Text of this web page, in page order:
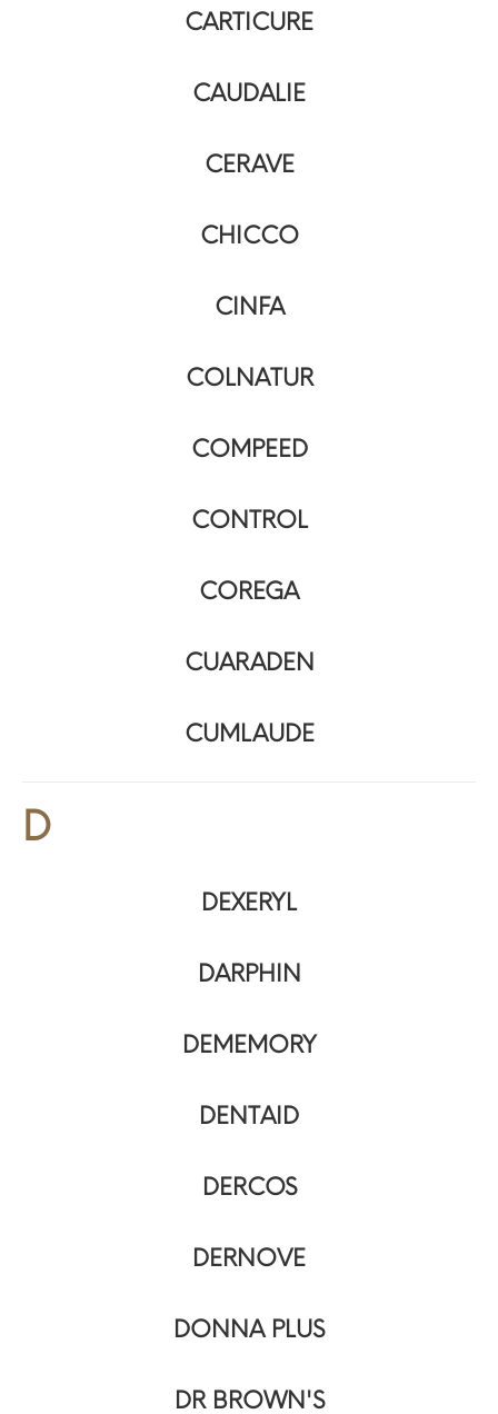
CARTICURE
CAUDALIE
CERAVE
CHICCO
CINFA
COLNATUR
COMPEED
CONTROL
COREGA
CUARADEN
CUMLAUDE
D
DEXERYL
DARPHIN
DEMEMORY
DENTAID
DERCOS
DERNOVE
DONNA PLUS
DR BROWN'S